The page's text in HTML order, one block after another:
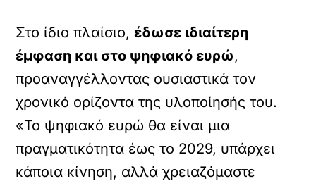
Στο ίδιο πλαίσιο,έδωσε ιδιαίτερη
έμφαση και στο ψηφιακό ευρώ,
προαναγγέλλοντας ουσιαστικά τον
χρονικό ορίζοντα της υλοποίησής του.
«Το ψηφιακό ευρώ θα είναι μια
πραγματικότητα έως το 2029, υπάρχει
κάποια κίνηση, αλλά χρειαζόμαστε